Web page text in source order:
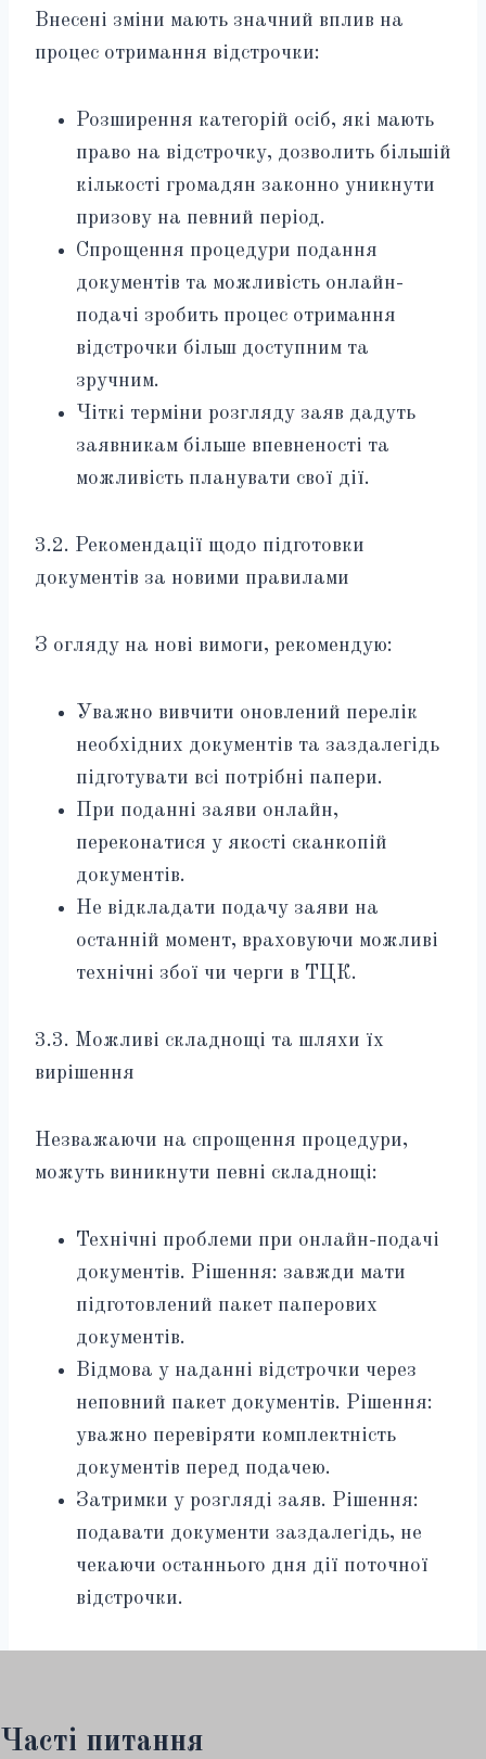
Внесені зміни мають значний вплив на
процес отримання відстрочки:
Розширення категорій осіб, які мають
право на відстрочку, дозволить більшій
кількості громадян законно уникнути
призову на певний період.
Спрощення процедури подання
документів та можливість онлайн-
подачі зробить процес отримання
відстрочки більш доступним та
зручним.
Чіткі терміни розгляду заяв дадуть
заявникам більше впевненості та
можливість планувати свої дії.
3.2. Рекомендації щодо підготовки
документів за новими правилами
З огляду на нові вимоги, рекомендую:
Уважно вивчити оновлений перелік
необхідних документів та заздалегідь
підготувати всі потрібні папери.
При поданні заяви онлайн,
переконатися у якості сканкопій
документів.
Не відкладати подачу заяви на
останній момент, враховуючи можливі
технічні збої чи черги в ТЦК.
3.3. Можливі складнощі та шляхи їх
вирішення
Незважаючи на спрощення процедури,
можуть виникнути певні складнощі:
Технічні проблеми при онлайн-подачі
документів. Рішення: завжди мати
підготовлений пакет паперових
документів.
Відмова у наданні відстрочки через
неповний пакет документів. Рішення:
уважно перевіряти комплектність
документів перед подачею.
Затримки у розгляді заяв. Рішення:
подавати документи заздалегідь, не
чекаючи останнього дня дії поточної
відстрочки.
Часті питання